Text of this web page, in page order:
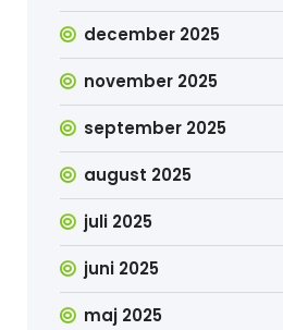
december 2025
november 2025
september 2025
august 2025
juli 2025
juni 2025
maj 2025